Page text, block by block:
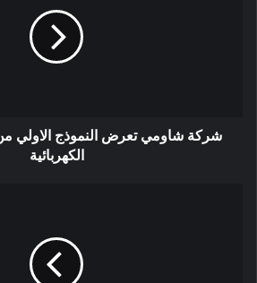
سقف أسود ، سقف رمادي + أسود ؛ أبيض
الكهربائية